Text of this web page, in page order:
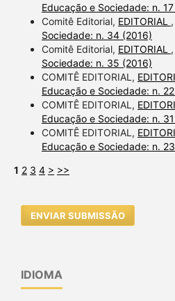
Educação e Sociedade: n.
Comitê Editorial, EDITORIAL ,
Sociedade: n. 34 (2016)
Comitê Editorial, EDITORIAL ,
Sociedade: n. 35 (2016)
COMITÊ EDITORIAL,
Educação e Sociedade: n.
COMITÊ EDITORIAL,
Educação e Sociedade: n.
COMITÊ EDITORIAL,
Educação e Sociedade: n.
1 2 3 4 > >>
ENVIAR SUBMISSÃO
IDIOMA